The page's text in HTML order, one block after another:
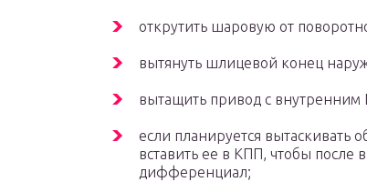
открутить шаровую от
вытянуть шлицевой конец
вытащить привод с
если планируется вытаскивать
вставить ее в КПП, чтобы после
дифференциал;